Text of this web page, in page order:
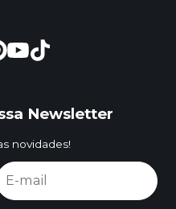
Newsletter
novidades!